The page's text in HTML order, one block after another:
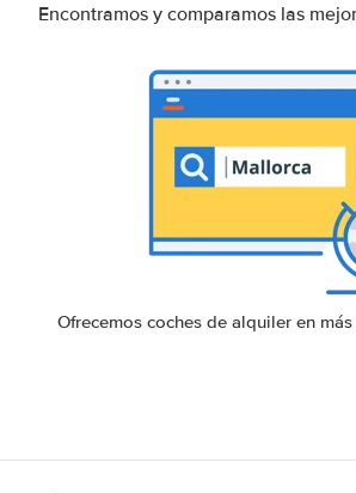
Encontramos y comparamos las
Ofrecemos coches de alquiler en